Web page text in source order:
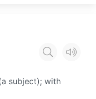
subject); with